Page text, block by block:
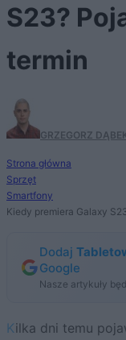
S23?
termin
GRZEGORZ
Strona główna
Sprzęt
Smartfony
Kiedy premiera Galaxy
Dodaj
Google
Nasze artykuły
Kilka dni temu pojawiły się informacje, że premiera